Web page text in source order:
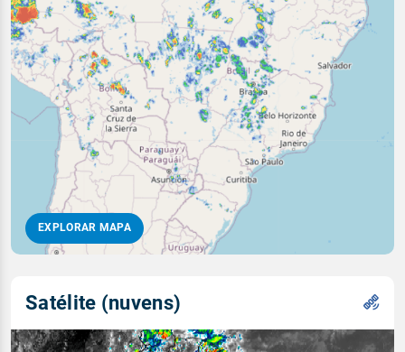
EXPLORAR MAPA
Satélite (nuvens)